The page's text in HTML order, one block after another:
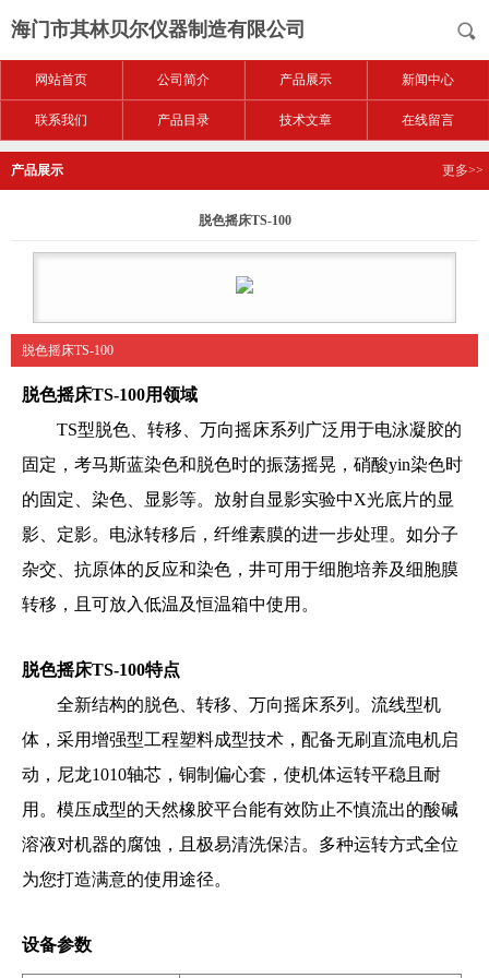
海门市其林贝尔仪器制造有限公司
网站首页 公司简介 产品展示 新闻中心
联系我们 产品目录 技术文章 在线留言
产品展示 更多>>
脱色摇床TS-100
脱色摇床TS-100
脱色摇床TS-100用领域
TS型脱色、转移、万向摇床系列广泛用于电泳凝胶的
固定，考马斯蓝染色和脱色时的振荡摇晃，硝酸yin染色时
的固定、染色、显影等。放射自显影实验中X光底片的显
影、定影。电泳转移后，纤维素膜的进一步处理。如分子
杂交、抗原体的反应和染色，井可用于细胞培养及细胞膜
转移，且可放入低温及恒温箱中使用。
脱色摇床TS-100特点
全新结构的脱色、转移、万向摇床系列。流线型机
体，采用增强型工程塑料成型技术，配备无刷直流电机启
动，尼龙1010轴芯，铜制偏心套，使机体运转平稳且耐
用。模压成型的天然橡胶平台能有效防止不慎流出的酸碱
溶液对机器的腐蚀，且极易清洗保洁。多种运转方式全位
为您打造满意的使用途径。
设备参数